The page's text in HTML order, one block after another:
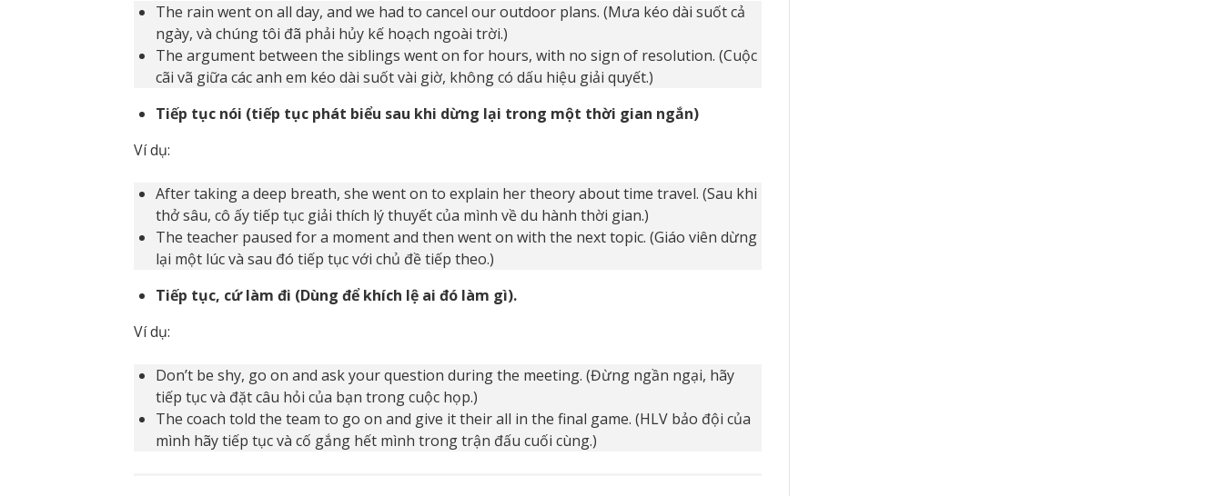
The rain went on all day, and we had to cancel our outdoor plans. (Mưa kéo dài suốt cả
ngày, và chúng tôi đã phải hủy kế hoạch ngoài trời.)
The argument between the siblings went on for hours, with no sign of resolution. (Cuộc
cãi vã giữa các anh em kéo dài suốt vài giờ, không có dấu hiệu giải quyết.)
Tiếp tục nói (tiếp tục phát biểu sau khi dừng lại trong một thời gian ngắn)
Ví dụ:
After taking a deep breath, she went on to explain her theory about time travel. (Sau khi
thở sâu, cô ấy tiếp tục giải thích lý thuyết của mình về du hành thời gian.)
The teacher paused for a moment and then went on with the next topic. (Giáo viên dừng
lại một lúc và sau đó tiếp tục với chủ đề tiếp theo.)
Tiếp tục, cứ làm đi (Dùng để khích lệ ai đó làm gì).
Ví dụ:
Don’t be shy, go on and ask your question during the meeting. (Đừng ngần ngại, hãy
tiếp tục và đặt câu hỏi của bạn trong cuộc họp.)
The coach told the team to go on and give it their all in the final game. (HLV bảo đội của
mình hãy tiếp tục và cố gắng hết mình trong trận đấu cuối cùng.)